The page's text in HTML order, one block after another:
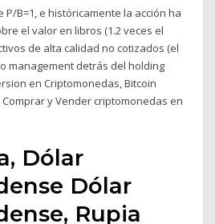
B=1, e históricamente la acción ha
el valor en libros (1.2 veces el
de alta calidad no cotizados (el
management detrás del holding
en Criptomonedas, Bitcoin
y Vender criptomonedas en
Dólar
Dólar
Rupia